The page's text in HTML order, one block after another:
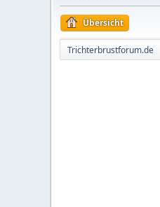
Übersicht
Trichterbrustforum.de